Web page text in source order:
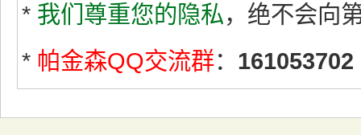
* 我们尊重您的隐私，绝不会向
* 帕金森QQ交流群： 161053702